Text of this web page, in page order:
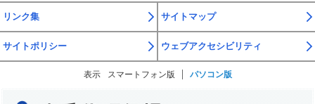
リンク集 サイトマップ
サイトポリシー ウェブアクセシビリティ
表示 スマートフォン版 パソコン版